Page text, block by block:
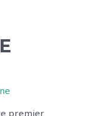
premier